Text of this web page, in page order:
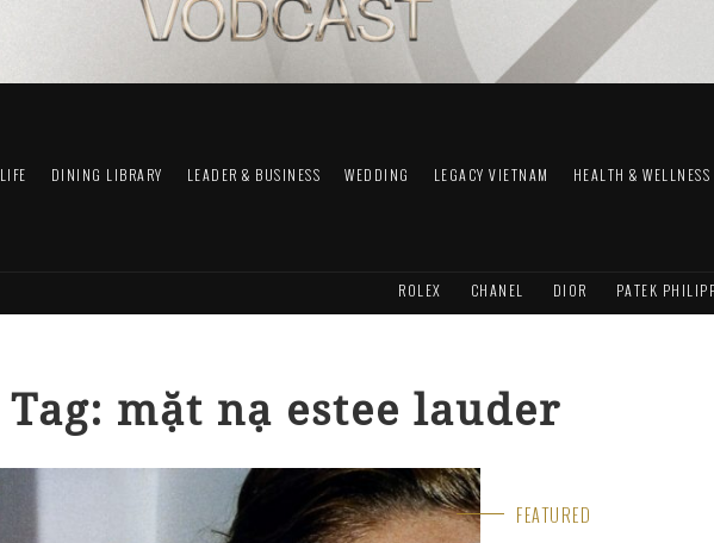
LIFE DINING LIBRARY LEADER & BUSINESS WEDDING LEGACY VIETNAM HEALTH & WELLNESS
ROLEX CHANEL DIOR PATEK
Tag: mặt nạ estee lauder
FEATURED